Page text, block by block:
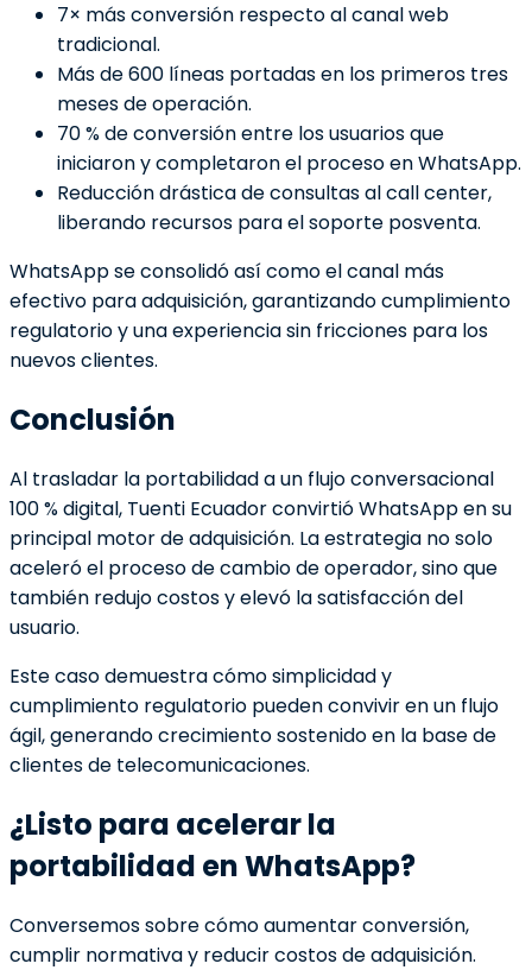
7× más conversión respecto al canal web
tradicional.
Más de 600 líneas portadas en los primeros tres
meses de operación.
70 % de conversión entre los usuarios que
iniciaron y completaron el proceso en WhatsApp.
Reducción drástica de consultas al call center,
liberando recursos para el soporte posventa.
WhatsApp se consolidó así como el canal más
efectivo para adquisición, garantizando cumplimiento
regulatorio y una experiencia sin fricciones para los
nuevos clientes.
Conclusión
Al trasladar la portabilidad a un flujo conversacional
100 % digital, Tuenti Ecuador convirtió WhatsApp en su
principal motor de adquisición. La estrategia no solo
aceleró el proceso de cambio de operador, sino que
también redujo costos y elevó la satisfacción del
usuario.
Este caso demuestra cómo simplicidad y
cumplimiento regulatorio pueden convivir en un flujo
ágil, generando crecimiento sostenido en la base de
clientes de telecomunicaciones.
¿Listo para acelerar la
portabilidad en WhatsApp?
Conversemos sobre cómo aumentar conversión,
cumplir normativa y reducir costos de adquisición.